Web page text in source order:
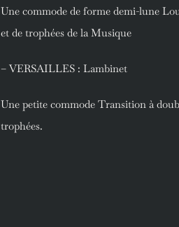
Une commode de forme demi-lune
et de trophées de la Musique
– VERSAILLES : Lambinet
Une petite commode Transition à
trophées.